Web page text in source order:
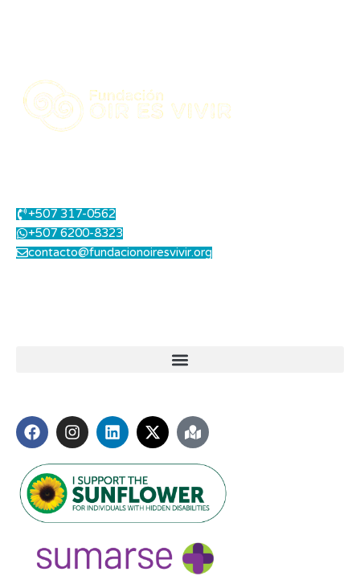
+507 317-0562
+507 6200-8323
contacto@fundacionoiresvivir.org